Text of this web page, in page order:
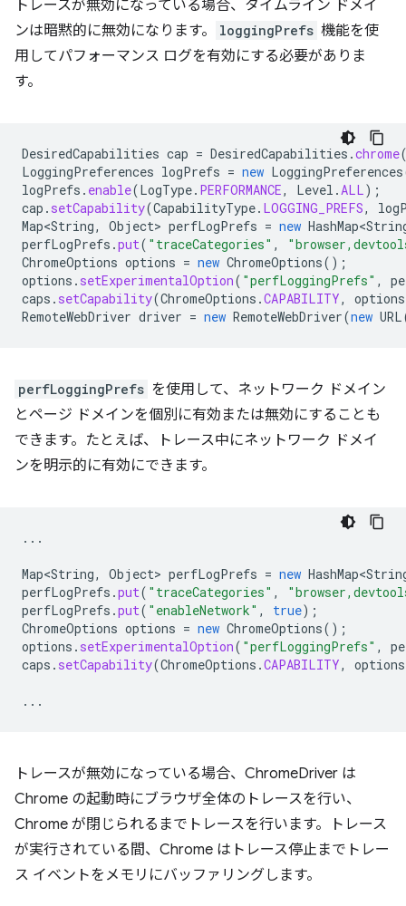
トレースが無効になっている場合、タイムライン ドメイ
ンは暗黙的に無効になります。
loggingPrefs 機能を使
用してパフォーマンス ログを有効にする必要がありま
す。
DesiredCapabilities cap = DesiredCapabilities .chrome
LoggingPreferences logPrefs = new LoggingPreferences
logPrefs . enable(LogType. PERFORMANCE, Level .ALL);
cap . setCapability(CapabilityType. LOGGING_PREFS,
Map<String, Object> perfLogPrefs = new
perfLogPrefs .put( "traceCategories" ,
ChromeOptions options = new ChromeOptions();
options . setExperimentalOption( "perfLoggingPrefs" ,
caps . setCapability(ChromeOptions .CAPABILITY, options
RemoteWebDriver driver = new RemoteWebDriver(new URL
perfLoggingPrefs を使用して、ネットワーク ドメイン
とページ ドメインを個別に有効または無効にすることも
できます。たとえば、トレース中にネットワーク ドメイ
ンを明示的に有効にできます。
...
Map<String, Object> perfLogPrefs = new
perfLogPrefs .put( "traceCategories" ,
perfLogPrefs .put( "enableNetwork" , true);
ChromeOptions options = new ChromeOptions();
options . setExperimentalOption( "perfLoggingPrefs" ,
caps . setCapability(ChromeOptions .CAPABILITY, options
...
トレースが無効になっている場合、ChromeDriver は
Chrome の起動時にブラウザ全体のトレースを行い、
Chrome が閉じられるまでトレースを行います。トレース
が実行されている間、Chrome はトレース停止までトレー
ス イベントをメモリにバッファリングします。